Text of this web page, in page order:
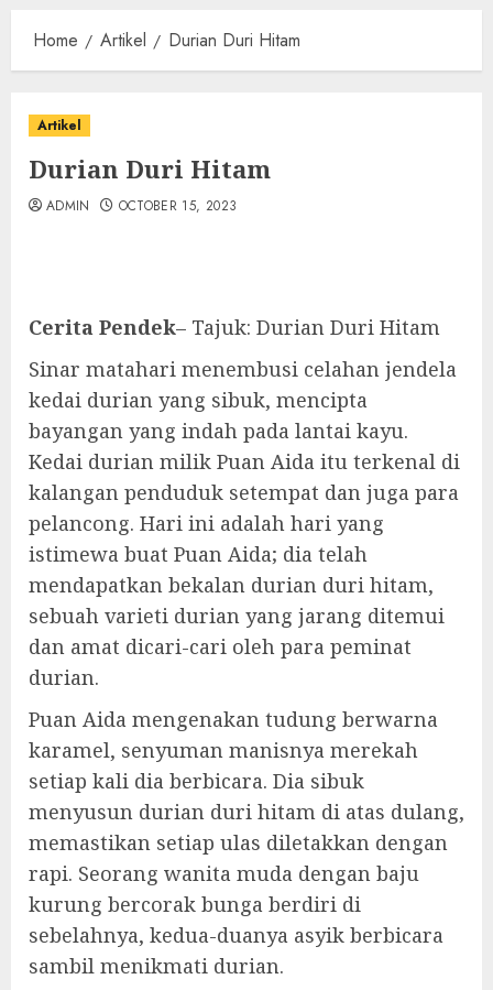
Home Artikel Durian Duri Hitam
Artikel
Durian Duri Hitam
ADMIN OCTOBER 15, 2023
Cerita Pendek– Tajuk: Durian Duri Hitam
Sinar matahari menembusi celahan jendela
kedai durian yang sibuk, mencipta
bayangan yang indah pada lantai kayu.
Kedai durian milik Puan Aida itu terkenal di
kalangan penduduk setempat dan juga para
pelancong. Hari ini adalah hari yang
istimewa buat Puan Aida; dia telah
mendapatkan bekalan durian duri hitam,
sebuah varieti durian yang jarang ditemui
dan amat dicari-cari oleh para peminat
durian.
Puan Aida mengenakan tudung berwarna
karamel, senyuman manisnya merekah
setiap kali dia berbicara. Dia sibuk
menyusun durian duri hitam di atas dulang,
memastikan setiap ulas diletakkan dengan
rapi. Seorang wanita muda dengan baju
kurung bercorak bunga berdiri di
sebelahnya, kedua-duanya asyik berbicara
sambil menikmati durian.